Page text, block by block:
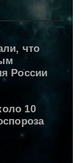
что
России
10